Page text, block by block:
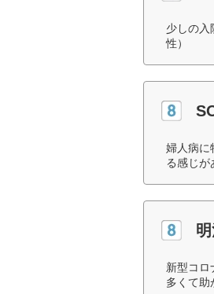
少しの入
性）
婦人病に
る感じが
新型コロ
多くて助